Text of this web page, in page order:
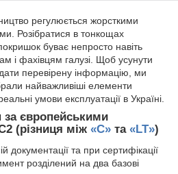
регулюється жорсткими
Розібратися в тонкощах
буває непросто навіть
і фахівцям галузі. Щоб усунути
перевірену інформацію, ми
найважливіші елементи
умови експлуатації в Україні.
за європейськими
(різниця між «C» та «LT»)
документації та при сертифікації
розділений на два базові